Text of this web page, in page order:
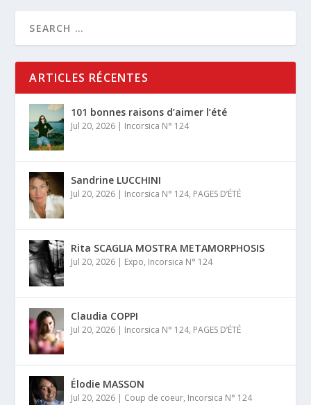
ARTICLES RÉCENTES
101 bonnes raisons d’aimer l’été
Jul 20, 2026 Incorsica N° 124
Sandrine LUCCHINI
Jul 20, 2026 Incorsica N° 124, PAGES D’ÉTÉ
Rita SCAGLIA MOSTRA METAMORPHOSIS
Jul 20, 2026 Expo, Incorsica N° 124
Claudia COPPI
Jul 20, 2026 Incorsica N° 124, PAGES D’ÉTÉ
Élodie MASSON
Jul 20, 2026 Coup de coeur, Incorsica N° 124